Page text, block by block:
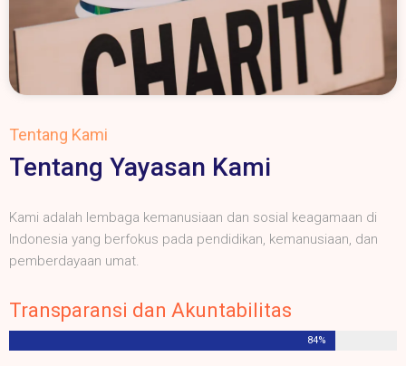
Tentang Kami
Tentang Yayasan Kami
Kami adalah lembaga kemanusiaan dan sosial keagamaan di
Indonesia yang berfokus pada pendidikan, kemanusiaan, dan
pemberdayaan umat.
Transparansi dan Akuntabilitas
84%